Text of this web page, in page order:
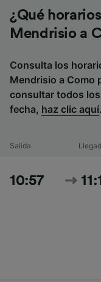
¿Qué
Mendrisio a
Consulta los
Mendrisio a Como
consultar todos
fecha, haz clic aquí.
Salida
10:57